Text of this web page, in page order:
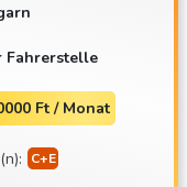
Fahrerstelle
Ft / Monat